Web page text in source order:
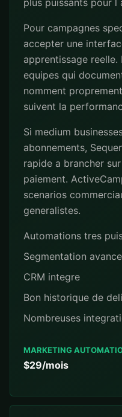
plus puissants pour l
Pour campagnes
accepter une
apprentissage
equipes qui
nomment
suivent la
Si medium
abonnements,
rapide a brancher
paiement.
scenarios
generalistes.
Automations tres
Segmentation
CRM integre
Bon historique de
Nombreuses
MARKETING
$29/mois